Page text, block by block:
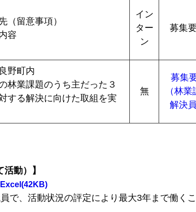
（留意事項）
容
イン
ター
ン
募集
野町内
林業課題のうち主だった３
する解決に向けた取組を実
無
募集
（林業
解決員
動）】
Excel(42KB)
活動状況の評定により最大3年まで働くこ